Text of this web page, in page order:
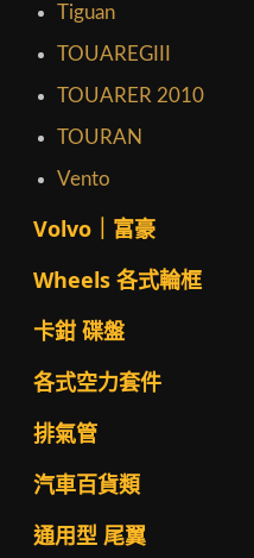
Tiguan
TOUAREGIII
TOUARER 2010
TOURAN
Vento
Volvo｜富豪
Wheels 各式輪框
卡鉗 碟盤
各式空力套件
排氣管
汽車百貨類
通用型 尾翼